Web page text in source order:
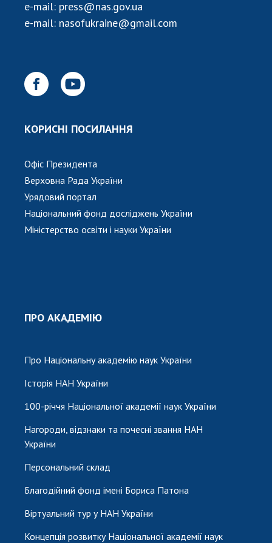
e-mail: press@nas.gov.ua
e-mail: nasofukraine@gmail.com
КОРИСНІ ПОСИЛАННЯ
Офіс Президента
Верховна Рада України
Урядовий портал
Національний фонд досліджень України
Міністерство освіти і науки України
ПРО АКАДЕМІЮ
Про Національну академію наук України
Історія НАН України
100-річчя Національної академії наук України
Нагороди, відзнаки та почесні звання НАН
України
Персональний склад
Благодійний фонд імені Бориса Патона
Віртуальний тур у НАН України
Концепція розвитку Національної академії наук